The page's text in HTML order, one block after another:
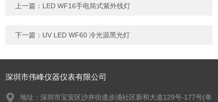
上一篇： LED WF16手电筒式紫外线灯
下一篇： UV LED WF60 冷光源黑光灯
深圳市伟峰仪器仪表有限公司
地址：深圳市宝安区沙井街道步涌社区新和大道129号-177号(单